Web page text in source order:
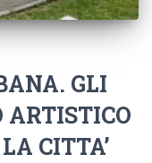
GLI
ARTISTICO
CITTA’